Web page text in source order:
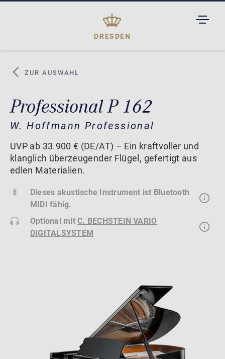
DRESDEN
ZUR AUSWAHL
Professional P 162
W. Hoffmann Professional
UVP ab 33.900 € (DE/AT) – Ein kraftvoller und
klanglich überzeugender Flügel, gefertigt aus
edlen Materialien.
Dieses akustische Instrument ist Bluetooth
MIDI fähig.
Optional mitC. BECHSTEIN VARIO
DIGITALSYSTEM